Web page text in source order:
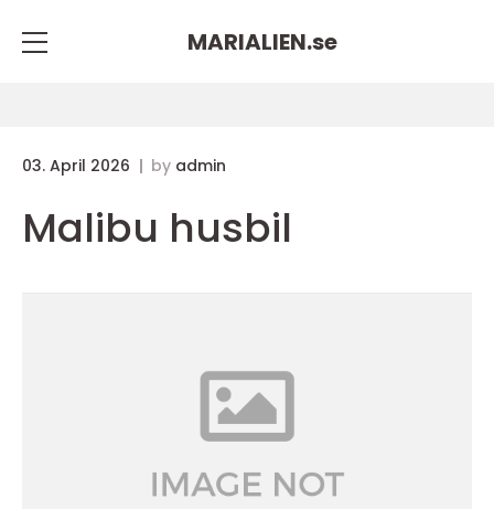
MARIALIEN.se
03. April 2026 by admin
Malibu husbil